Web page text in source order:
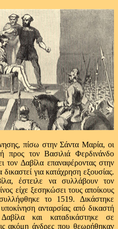
πίσω στην Σάντα Μαρία, οι
προς τον Βασιλιά Φερδινάνδο
τον Δαβίλα επαναφέροντας στην
για κατάχρηση εξουσίας.
έστειλε να συλλάβουν τον
είχε ξεσηκώσει τους αποίκους
το 1519. Δικάστηκε
ανταρσίας από δικαστή
και καταδικάστηκε σε
ακόμη άνδρες που θεωρήθηκαν